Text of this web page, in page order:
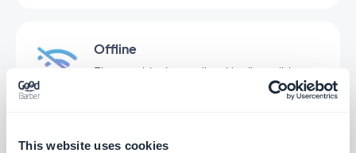
This website uses cookies
Offline
El contenido de tu aplicación disponible